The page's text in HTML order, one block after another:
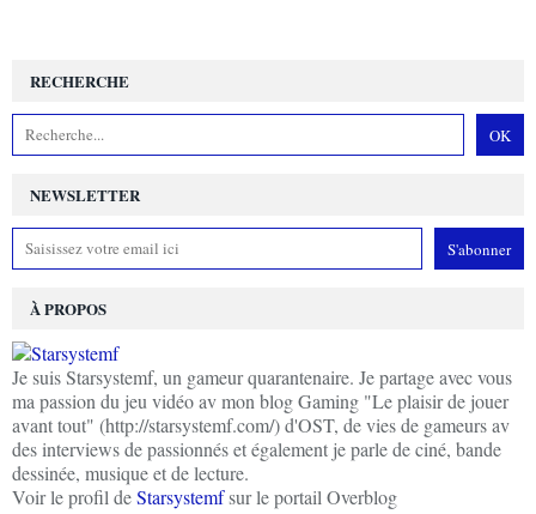
NEWSLETTER
RECHERCHE
À PROPOS
Je suis Starsystemf, un gameur quarantenaire. Je partage avec vous
ma passion du jeu vidéo av mon blog Gaming "Le plaisir de jouer
avant tout" (http://starsystemf.com/) d'OST, de vies de gameurs av
des interviews de passionnés et également je parle de ciné, bande
dessinée, musique et de lecture.
Voir le profil deStarsystemfsur le portail Overblog